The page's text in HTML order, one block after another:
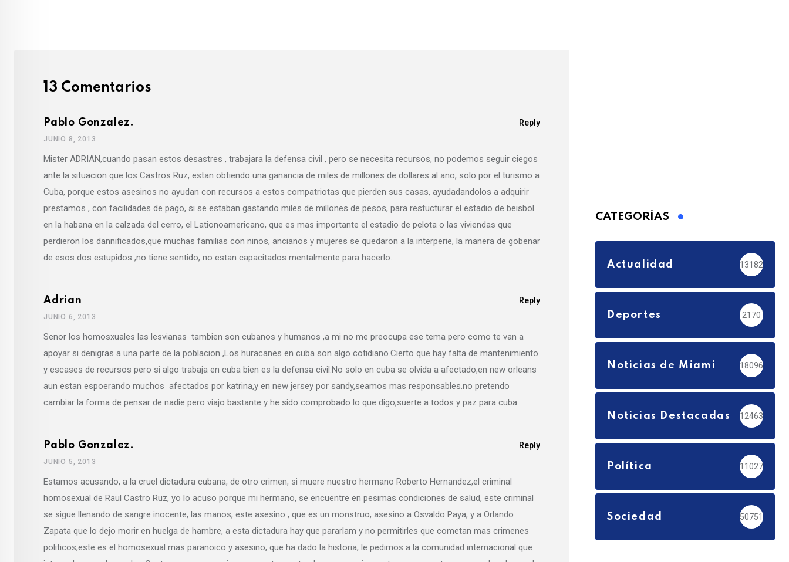
13 Comentarios
Reply
Pablo Gonzalez.
JUNIO 8, 2013
Mister ADRIAN,cuando pasan estos desastres , trabajara la defensa civil , pero se necesita recursos, no podemos seguir ciegos
ante la situacion que los Castros Ruz, estan obtiendo una ganancia de miles de millones de dollares al ano, solo por el turismo a
Cuba, porque estos asesinos no ayudan con recursos a estos compatriotas que pierden sus casas, ayudadandolos a adquirir
prestamos , con facilidades de pago, si se estaban gastando miles de millones de pesos, para restucturar el estadio de beisbol
en la habana en la calzada del cerro, el Lationoamericano, que es mas importante el estadio de pelota o las viviendas que
perdieron los dannificados,que muchas familias con ninos, ancianos y mujeres se quedaron a la interperie, la manera de gobenar
de esos dos estupidos ,no tiene sentido, no estan capacitados mentalmente para hacerlo.
Reply
Adrian
JUNIO 6, 2013
Senor los homosxuales las lesvianas tambien son cubanos y humanos ,a mi no me preocupa ese tema pero como te van a
apoyar si denigras a una parte de la poblacion ,Los huracanes en cuba son algo cotidiano.Cierto que hay falta de mantenimiento
y escases de recursos pero si algo trabaja en cuba bien es la defensa civil.No solo en cuba se olvida a afectado,en new orleans
aun estan espoerando muchos afectados por katrina,y en new jersey por sandy,seamos mas responsables.no pretendo
cambiar la forma de pensar de nadie pero viajo bastante y he sido comprobado lo que digo,suerte a todos y paz para cuba.
Reply
Pablo Gonzalez.
JUNIO 5, 2013
Estamos acusando, a la cruel dictadura cubana, de otro crimen, si muere nuestro hermano Roberto Hernandez,el criminal
homosexual de Raul Castro Ruz, yo lo acuso porque mi hermano, se encuentre en pesimas condiciones de salud, este criminal
se sigue llenando de sangre inocente, las manos, este asesino , que es un monstruo, asesino a Osvaldo Paya, y a Orlando
Zapata que lo dejo morir en huelga de hambre, a esta dictadura hay que pararlam y no permitirles que cometan mas crimenes
politicos,este es el homosexual mas paranoico y asesino, que ha dado la historia, le pedimos a la comunidad internacional que
CATEGORÍAS
Actualidad 13182
Deportes 2170
Noticias de Miami 18096
Noticias Destacadas 12463
Política 11027
Sociedad 50751